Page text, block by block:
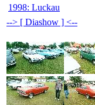
1998: Luckau
--> [ Diashow ] <--